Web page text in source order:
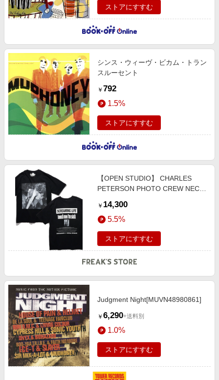
ストアにすすむ
シンス・ウィーヴ・ビカム・トラン
スルーセント
￥ 792
1.5%
ストアにすすむ
【OPEN STUDIO】 CHARLES
PETERSON PHOTO CREW NECK
￥ 14,300
5.5%
ストアにすすむ
Judgment Night[MUVN48980861]
￥ 6,290+送料別
1.0%
ストアにすすむ